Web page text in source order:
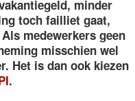
minder
toch failliet gaat,
medewerkers geen
misschien wel
Het is dan ook kiezen
.